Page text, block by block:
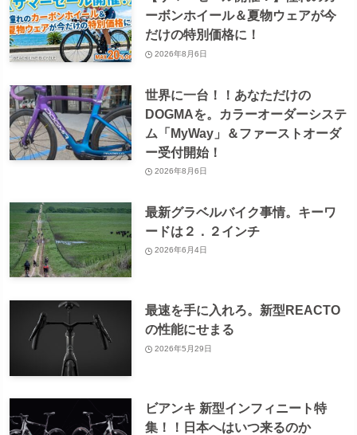
ーボンホイール＆夏物ウェアが今
だけの特別価格に！
2026年8月6日
世界に一台！！あなただけの
DOGMAを。カラーオーダーシステ
ム「MyWay」＆ファーストオーダ
ー受付開始！
2026年8月6日
最新グラベルバイク事情。キーワ
ードは２．２インチ
2026年6月4日
最速を手に入れろ。新型REACTO
の性能にせまる
2026年5月29日
ビアンキ 新型インフィニート特
集！！日本へはいつ来るのか